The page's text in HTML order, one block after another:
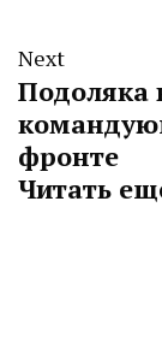
Next
Подоляка
фронте
Читать